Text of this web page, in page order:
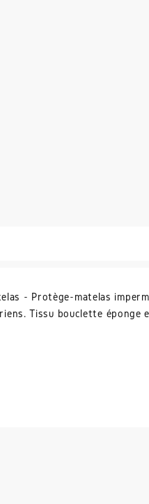
- Protège-matelas
Tissu bouclette éponge